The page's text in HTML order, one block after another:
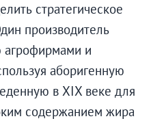
стратегическое
производитель
агрофирмами и
аборигенную
в XIX веке для
содержанием жира